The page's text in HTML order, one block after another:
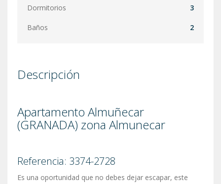
Dormitorios 3
Baños 2
Descripción
Apartamento Almuñecar
(GRANADA) zona Almunecar
Referencia: 3374-2728
Es una oportunidad que no debes dejar escapar, este